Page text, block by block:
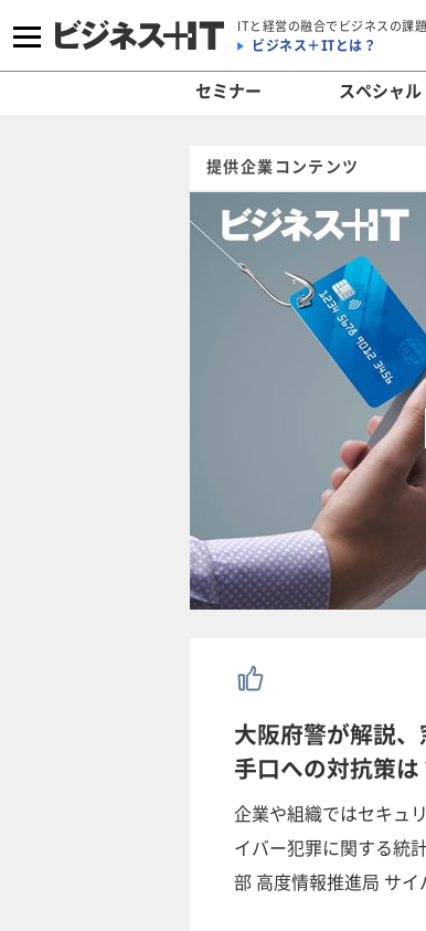
ITと経営の融合でビジネスの課
ビジネス＋ITとは？
セミナー スペシャル
提供企業コンテンツ
大阪府警が解説
手口への対抗策は
企業や組織ではセキュ
イバー犯罪に関する統
部 高度情報推進局 サイ